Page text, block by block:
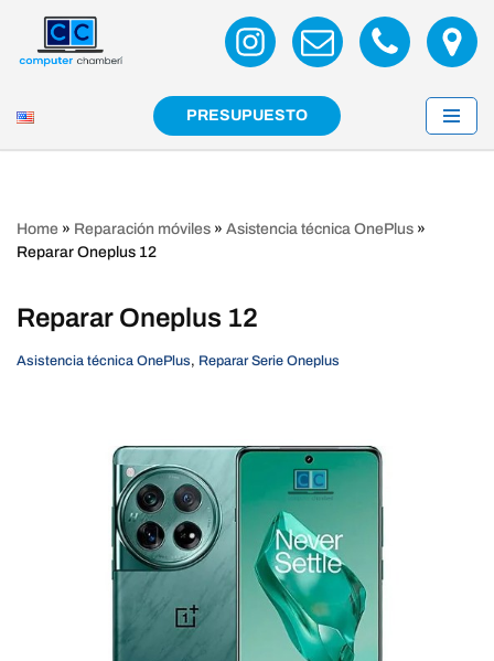
Saltar
PRESUPUESTO
Home » Reparación móviles » Asistencia técnica OnePlus »
Reparar Oneplus 12
Reparar Oneplus 12
Asistencia técnica OnePlus, Reparar Serie Oneplus